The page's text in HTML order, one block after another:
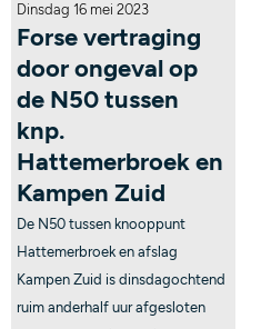
Dinsdag 16 mei 2023
Forse vertraging
door ongeval op
de N50 tussen
knp.
Hattemerbroek en
Kampen Zuid
De N50 tussen knooppunt
Hattemerbroek en afslag
Kampen Zuid is dinsdagochtend
ruim anderhalf uur afgesloten